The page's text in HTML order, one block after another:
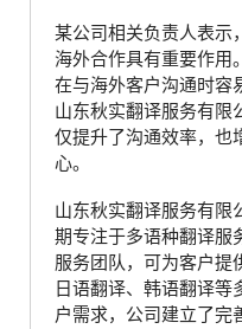
某公司相关负责人表示
海外合作具有重要作用
在与海外客户沟通时容
山东秋实翻译服务有限
仅提升了沟通效率，也
心。
山东秋实翻译服务有限
期专注于多语种翻译服
服务团队，可为客户提
日语翻译、韩语翻译
户需求，公司建立了完